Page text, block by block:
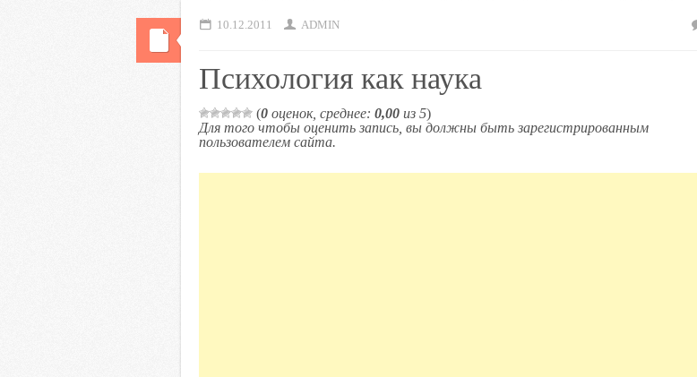
10.12.2011 ADMIN
Психология как наука
(0 оценок, среднее: 0,00 из 5)
Для того чтобы оценить запись, вы должны быть зарегистрированным
пользователем сайта.